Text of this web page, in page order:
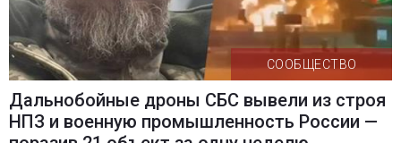
СООБЩЕСТВО
Дальнобойные дроны СБС вывели из строя
НПЗ и военную промышленность России —